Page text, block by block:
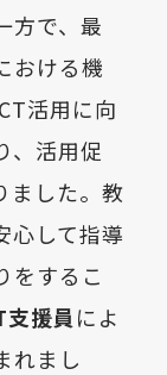
方で、最
おける機
活用に向
、活用促
ました。教
心して指導
をするこ
支援員 によ
れまし